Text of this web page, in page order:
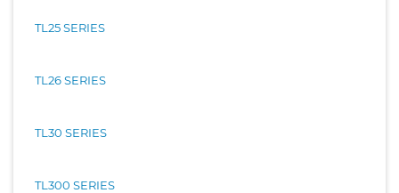
TL25 SERIES
TL26 SERIES
TL30 SERIES
TL300 SERIES